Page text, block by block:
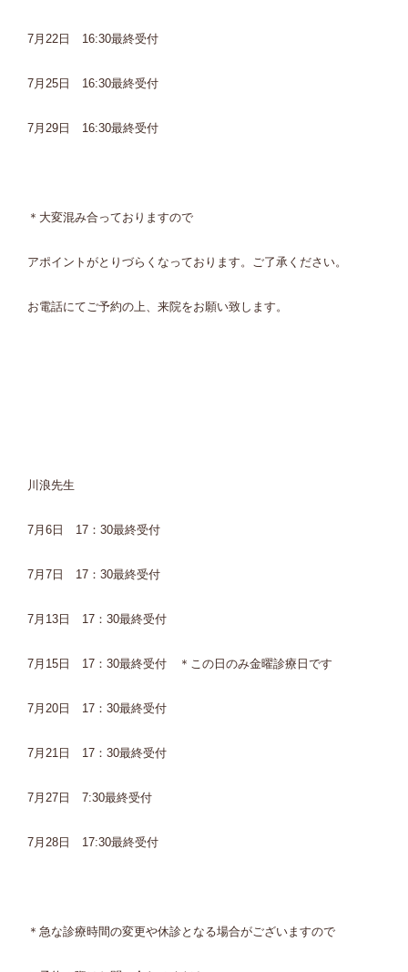
7月22日 16:30最終受付
7月25日 16:30最終受付
7月29日 16:30最終受付
＊大変混み合っておりますので
アポイントがとりづらくなっております。ご了承ください。
お電話にてご予約の上、来院をお願い致します。
川浪先生
7月6日 17：30最終受付
7月7日 17：30最終受付
7月13日 17：30最終受付
7月15日 17：30最終受付 ＊この日のみ金曜診療日です
7月20日 17：30最終受付
7月21日 17：30最終受付
7月27日 7:30最終受付
7月28日 17:30最終受付
＊急な診療時間の変更や休診となる場合がございますので